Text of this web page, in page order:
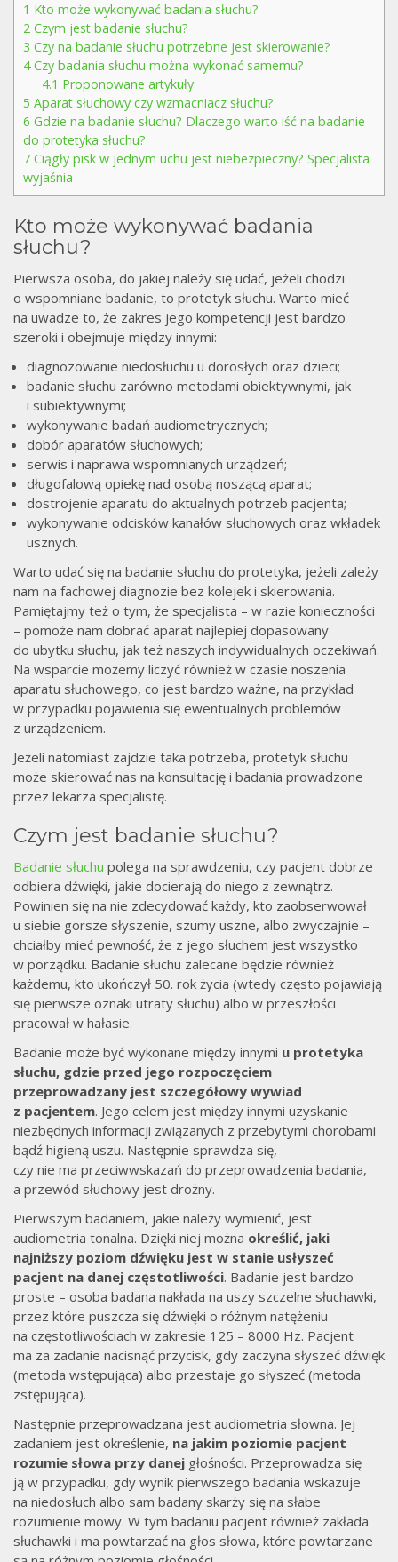
1 Kto może wykonywać badania słuchu?
2 Czym jest badanie słuchu?
3 Czy na badanie słuchu potrzebne jest skierowanie?
4Czy badania słuchu można wykonać samemu?
4.1 Proponowane artykuły:
5 Aparat słuchowy czy wzmacniacz słuchu?
6 Gdzie na badanie słuchu? Dlaczego warto iść na badanie
do protetyka słuchu?
7 Ciągły pisk w jednym uchu jest niebezpieczny? Specjalista
wyjaśnia
Kto może wykonywać badania
słuchu?
Pierwsza osoba, do jakiej należy się udać, jeżeli chodzi
o wspomniane badanie, to protetyk słuchu. Warto mieć
na uwadze to, że zakres jego kompetencji jest bardzo
szeroki i obejmuje między innymi:
diagnozowanie niedosłuchu u dorosłych oraz dzieci;
badanie słuchu zarówno metodami obiektywnymi, jak
i subiektywnymi;
wykonywanie badań audiometrycznych;
dobór aparatów słuchowych;
serwis i naprawa wspomnianych urządzeń;
długofalową opiekę nad osobą noszącą aparat;
dostrojenie aparatu do aktualnych potrzeb pacjenta;
wykonywanie odcisków kanałów słuchowych oraz wkładek
usznych.
Warto udać się na badanie słuchu do protetyka, jeżeli zależy
nam na fachowej diagnozie bez kolejek i skierowania.
Pamiętajmy też o tym, że specjalista – w razie konieczności
– pomoże nam dobrać aparat najlepiej dopasowany
do ubytku słuchu, jak też naszych indywidualnych oczekiwań.
Na wsparcie możemy liczyć również w czasie noszenia
aparatu słuchowego, co jest bardzo ważne, na przykład
w przypadku pojawienia się ewentualnych problemów
z urządzeniem.
Jeżeli natomiast zajdzie taka potrzeba, protetyk słuchu
może skierować nas na konsultację i badania prowadzone
przez lekarza specjalistę.
Czym jest badanie słuchu?
Badanie słuchu polega na sprawdzeniu, czy pacjent dobrze
odbiera dźwięki, jakie docierają do niego z zewnątrz.
Powinien się na nie zdecydować każdy, kto zaobserwował
u siebie gorsze słyszenie, szumy uszne, albo zwyczajnie –
chciałby mieć pewność, że z jego słuchem jest wszystko
w porządku. Badanie słuchu zalecane będzie również
każdemu, kto ukończył 50. rok życia (wtedy często pojawiają
się pierwsze oznaki utraty słuchu) albo w przeszłości
pracował w hałasie.
Badanie może być wykonane między innymi u protetyka
słuchu, gdzie przed jego rozpoczęciem
przeprowadzany jest szczegółowy wywiad
z pacjentem. Jego celem jest między innymi uzyskanie
niezbędnych informacji związanych z przebytymi chorobami
bądź higieną uszu. Następnie sprawdza się,
czy nie ma przeciwwskazań do przeprowadzenia badania,
a przewód słuchowy jest drożny.
Pierwszym badaniem, jakie należy wymienić, jest
audiometria tonalna. Dzięki niej można określić, jaki
najniższy poziom dźwięku jest w stanie usłyszeć
pacjent na danej częstotliwości. Badanie jest bardzo
proste – osoba badana nakłada na uszy szczelne słuchawki,
przez które puszcza się dźwięki o różnym natężeniu
na częstotliwościach w zakresie 125 – 8000 Hz. Pacjent
ma za zadanie nacisnąć przycisk, gdy zaczyna słyszeć dźwięk
(metoda wstępująca) albo przestaje go słyszeć (metoda
zstępująca).
Następnie przeprowadzana jest audiometria słowna. Jej
zadaniem jest określenie, na jakim poziomie pacjent
rozumie słowa przy danej głośności. Przeprowadza się
ją w przypadku, gdy wynik pierwszego badania wskazuje
na niedosłuch albo sam badany skarży się na słabe
rozumienie mowy. W tym badaniu pacjent również zakłada
słuchawki i ma powtarzać na głos słowa, które powtarzane